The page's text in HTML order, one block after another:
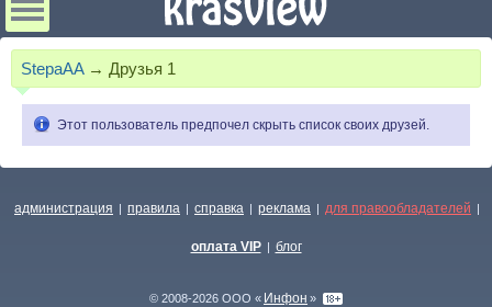
StepaAA → Друзья 1
Этот пользователь предпочел скрыть список своих друзей.
администрация | правила | справка | реклама | для правообладателей |
оплата VIP | блог
© 2008-2026 ООО « Инфон »